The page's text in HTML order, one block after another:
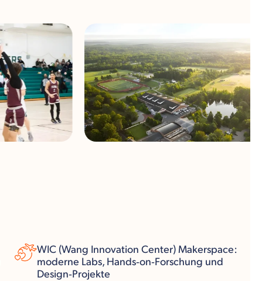
WIC (Wang Innovation Center) Makerspace:
moderne Labs, Hands‑on‑Forschung und
Design‑Projekte